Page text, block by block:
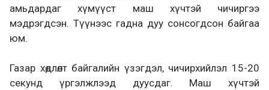
амьдардаг хүмүүст маш хүчтэй чичиргээ
мэдрэгдсэн. Түүнээс гадна дуу сонсогдсон байгаа
юм.
Газар хөдлөлт байгалийн үзэгдэл, чичирхийлэл 15-20
секунд үргэлжлээд дуусдаг. Маш хүчтэй